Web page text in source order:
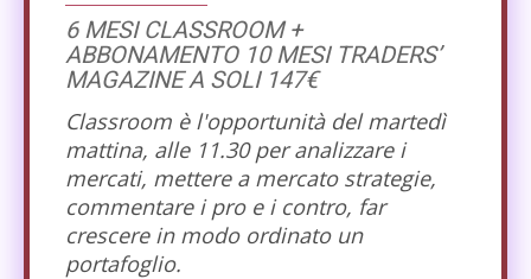
6 MESI CLASSROOM +
ABBONAMENTO 10 MESI TRADERS’
MAGAZINE A SOLI 147€
Classroom è l'opportunità del martedì
mattina, alle 11.30 per analizzare i
mercati, mettere a mercato strategie,
commentare i pro e i contro, far
crescere in modo ordinato un
portafoglio.